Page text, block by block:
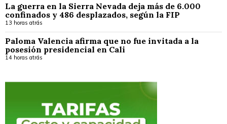
La guerra en la Sierra Nevada deja más de 6.000
confinados y 486 desplazados, según la FIP
13 horas atrás
Paloma Valencia afirma que no fue invitada a la
posesión presidencial en Cali
14 horas atrás